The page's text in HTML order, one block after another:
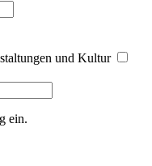
und Kultur
ein.